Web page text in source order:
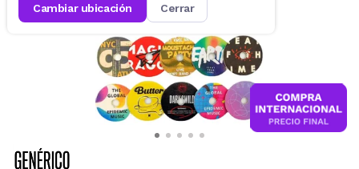
cambiar ubicación cerrar